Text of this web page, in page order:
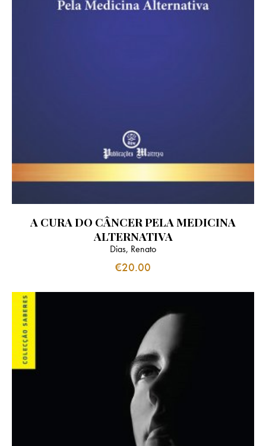
A CURA DO CÂNCER PELA MEDICINA
ALTERNATIVA
Dias, Renato
€20.00